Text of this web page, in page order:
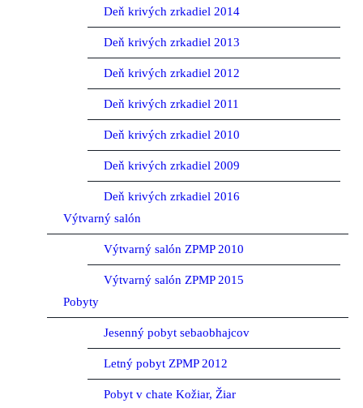
Deň krivých zrkadiel 2014
Deň krivých zrkadiel 2013
Deň krivých zrkadiel 2012
Deň krivých zrkadiel 2011
Deň krivých zrkadiel 2010
Deň krivých zrkadiel 2009
Deň krivých zrkadiel 2016
Výtvarný salón
Výtvarný salón ZPMP 2010
Výtvarný salón ZPMP 2015
Pobyty
Jesenný pobyt sebaobhajcov
Letný pobyt ZPMP 2012
Pobyt v chate Kožiar, Žiar